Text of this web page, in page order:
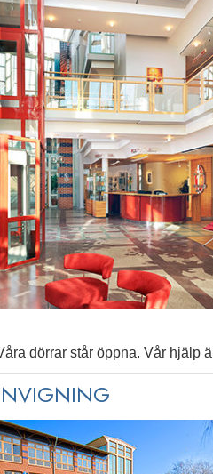
dörrar står öppna. Vår hjälp